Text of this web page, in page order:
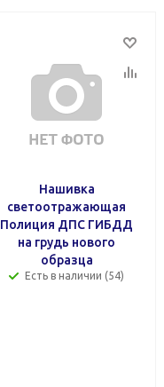
Нашивка
светоотражающая
Полиция ДПС ГИБДД
на грудь нового
образца
Есть в наличии (54)